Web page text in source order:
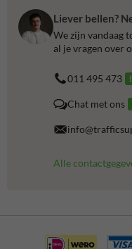
Liever bellen?
We zijn vandaag
al je vragen over
011 495 473
Chat met ons
Alle